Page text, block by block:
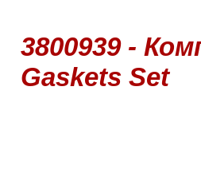
3800939 -
Gaskets Set